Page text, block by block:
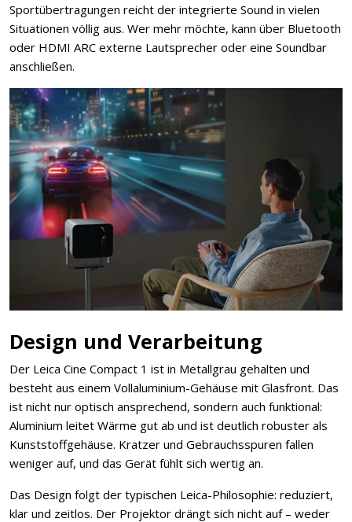
Sportübertragungen reicht der integrierte Sound in vielen
Situationen völlig aus. Wer mehr möchte, kann über Bluetooth
oder HDMI ARC externe Lautsprecher oder eine Soundbar
anschließen.
Design und Verarbeitung
Der Leica Cine Compact 1 ist in Metallgrau gehalten und
besteht aus einem Vollaluminium-Gehäuse mit Glasfront. Das
ist nicht nur optisch ansprechend, sondern auch funktional:
Aluminium leitet Wärme gut ab und ist deutlich robuster als
Kunststoffgehäuse. Kratzer und Gebrauchsspuren fallen
weniger auf, und das Gerät fühlt sich wertig an.
Das Design folgt der typischen Leica-Philosophie: reduziert,
klar und zeitlos. Der Projektor drängt sich nicht auf – weder